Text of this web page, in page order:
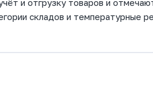
и отгрузку товаров и
складов и температурные